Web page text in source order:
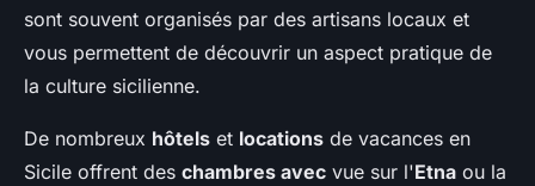
sont souvent organisés par des artisans locaux et
vous permettent de découvrir un aspect pratique de
la culture sicilienne.
De nombreux hôtels et locations de vacances en
Sicile offrent des chambres avec vue sur l'Etna ou la